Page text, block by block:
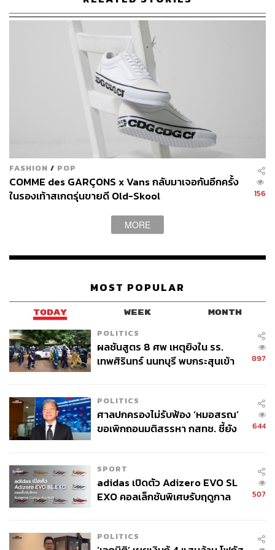
หลังจากยุครองเท้าสเกตแบบสี่ล้อเหมือนล้อรถยนต์ผ่านไป วัย
รุ่นไทยก็ได้ต้อนรับวัฒนธรรมสเกตใหม่ที่มาในรูปแบบอินไลน์
สเกต ซึ่งมีล้อเรียงเป็นแถวเดียว ที่เราเรียกกันติดปากว่าโรล
เลอร์เบลด (ซึ่งจริงๆ เป็นชื่อยี่ห้อรองเท้าอินไลน์สเกตของ
Nordica) และแน่นอน ทุกบ้านที่มีวัยรุ่นต้องมีโรลเลอร์เบลด
พ่อแม่ใครทุ่มทุนหน่อยก็ต้องมีออปชันมาให้พร้อมทั้งสนับมือ
สนับเข่า สนับศอก และหมวกกันน็อก
ซึ่งในยุคเดียวกันนี้ก็มีอีกหนึ่งรองเท้าสเกตที่เข้ามามีอิทธิพล
กับวัยรุ่นไทยอย่างมาก นั่นคือไอซ์สเกต ที่ใครอยากเล่นก็
จำเป็นต้องมีรองเท้าไว้ที่บ้าน เพราะมันเล่นแถวบ้านไม่ได้ แต่
ต้องไปเล่นที่มหานครแห่งไอซ์สเกตยุคนั้น คือลานไอซ์สเกต
เวิลด์เทรดเซ็นเตอร์ (ปัจจุบันคือเซ็นทรัลเวิลด์) และในห้าง
ทุกวันนี้วัฒนธรรมสเกตอาจไม่ได้เปรี้ยงปร้างเท่าช่วง 30 ปีที่
อาจจะถึงเวลาที่พวกเราหลายคนต้องพาลูกๆ ไปซิ่งที่ลาน
สเกตกันบ้างแล้วก็เป็นได้
วัฒนธรรมสเกต รองเท้าสเกต
FASHION / POP
COMME des GARÇONS x Vans กลับมาเจอกันอีกครั้ง
ในรองเท้าสเกตรุ่นขายดี Old-Skool
156
MORE
MOST POPULAR
TODAY WEEK MONTH
POLITICS
ผลชันสูตร 8 ศพ เหตุยิงใน รร.
เทพศิรินทร์ นนทบุรี พบกระสุนเข้า
897
POLITICS
ศาลปกครองไม่รับฟ้อง ‘หมอสรณ’
ขอเพิกถอนมติสรรหา กสทช. ชี้ยัง
644
SPORT
adidas เปิดตัว Adizero EVO SL
EXO คอลเล็กชันพิเศษรับฤดูกาล
507
POLITICS